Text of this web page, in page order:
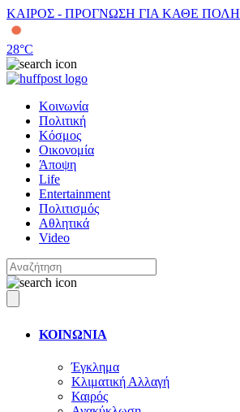
ΚΑΙΡΟΣ - ΠΡΟΓΝΩΣΗ ΓΙΑ ΚΑΘΕ ΠΟΛΗ
28°C
Κοινωνία
Πολιτική
Κόσμος
Οικονομία
Άποψη
Life
Entertainment
Πολιτισμός
Αθλητικά
Video
ΚΟΙΝΩΝΙΑ
Έγκλημα
Κλιματική Αλλαγή
Καιρός